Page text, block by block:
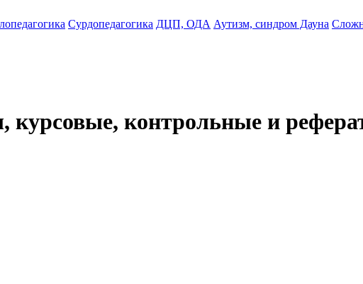
Сурдопедагогика ДЦП, ОДА Аутизм, синдром Дауна
курсовые, контрольные и